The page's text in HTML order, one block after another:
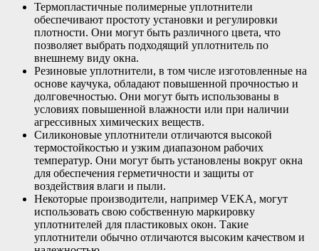
Термопластичные полимерные уплотнители
обеспечивают простоту установки и регулировки
плотности. Они могут быть различного цвета, что
позволяет выбрать подходящий уплотнитель по
внешнему виду окна.
Резиновые уплотнители, в том числе изготовленные на
основе каучука, обладают повышенной прочностью и
долговечностью. Они могут быть использованы в
условиях повышенной влажности или при наличии
агрессивных химических веществ.
Силиконовые уплотнители отличаются высокой
термостойкостью и узким диапазоном рабочих
температур. Они могут быть установлены вокруг окна
для обеспечения герметичности и защиты от
воздействия влаги и пыли.
Некоторые производители, например VEKA, могут
использовать свою собственную маркировку
уплотнителей для пластиковых окон. Такие
уплотнители обычно отличаются высоким качеством и